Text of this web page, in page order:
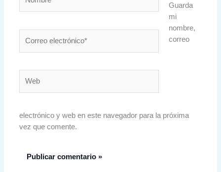
electrónico*
Guarda
mi
nombre,
correo
electrónico y web en este navegador para la próxima
vez que comente.